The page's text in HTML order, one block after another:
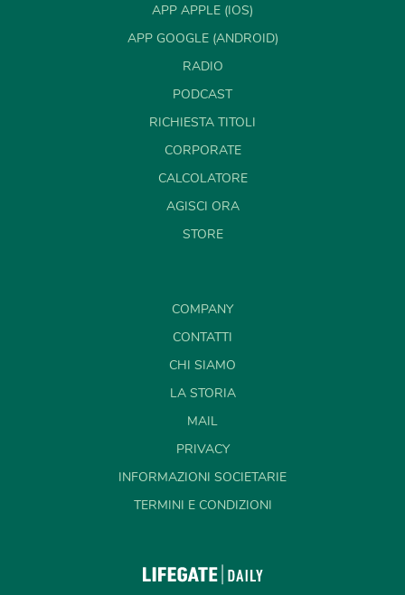
APP APPLE (IOS)
APP GOOGLE (ANDROID)
RADIO
PODCAST
RICHIESTA TITOLI
CORPORATE
CALCOLATORE
AGISCI ORA
STORE
COMPANY
CONTATTI
CHI SIAMO
LA STORIA
MAIL
PRIVACY
INFORMAZIONI SOCIETARIE
TERMINI E CONDIZIONI